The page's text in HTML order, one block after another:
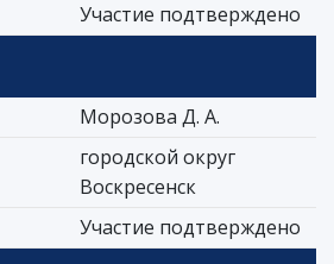
Участие подтверждено
Морозова Д. А.
городской округ
Воскресенск
Участие подтверждено